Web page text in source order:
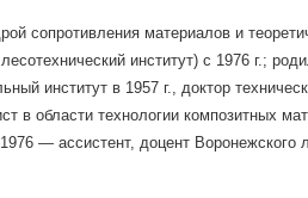
сопротивления материалов и
институт) с 1976 г.;
институт в 1957 г., доктор
в области технологии композитных
— ассистент, доцент